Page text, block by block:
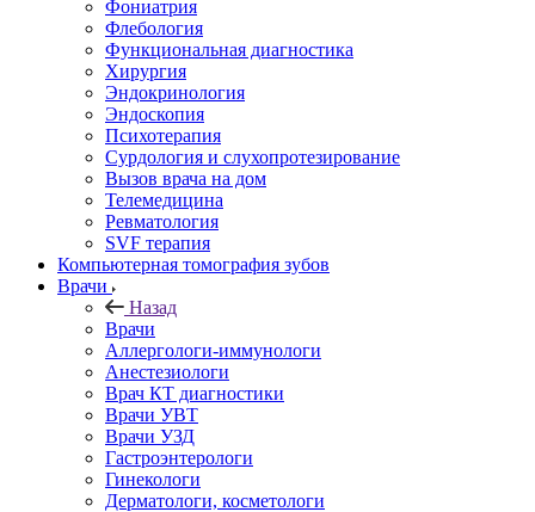
Фониатрия
Флебология
Функциональная диагностика
Хирургия
Эндокринология
Эндоскопия
Психотерапия
Сурдология и слухопротезирование
Вызов врача на дом
Телемедицина
Ревматология
SVF терапия
Компьютерная томография зубов
Врачи
Назад
Врачи
Аллергологи-иммунологи
Анестезиологи
Врач КТ диагностики
Врачи УВТ
Врачи УЗД
Гастроэнтерологи
Гинекологи
Дерматологи, косметологи